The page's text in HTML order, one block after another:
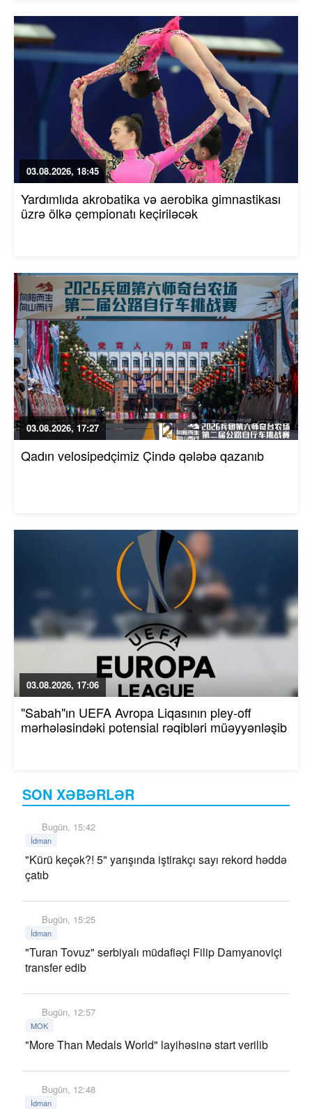
SON XƏBƏRLƏR
Bugün, 15:42
İdman
"Kürü keçək?! 5" yarışında iştirakçı sayı rekord həddə
çatıb
Bugün, 15:25
İdman
"Turan Tovuz" serbiyalı müdafiəçi Filip Damyanoviçi
transfer edib
Bugün, 12:57
MOK
"More Than Medals World" layihəsinə start verilib
Bugün, 12:48
İdman
03.08.2026, 18:45
Yardımlıda akrobatika və aerobika gimnastikası
üzrə ölkə çempionatı keçiriləcək
03.08.2026, 17:27
Qadın velosipedçimiz Çində qələbə qazanıb
03.08.2026, 17:06
"Sabah"ın UEFA Avropa Liqasının pley-off
mərhələsindəki potensial rəqibləri müəyyənləşib